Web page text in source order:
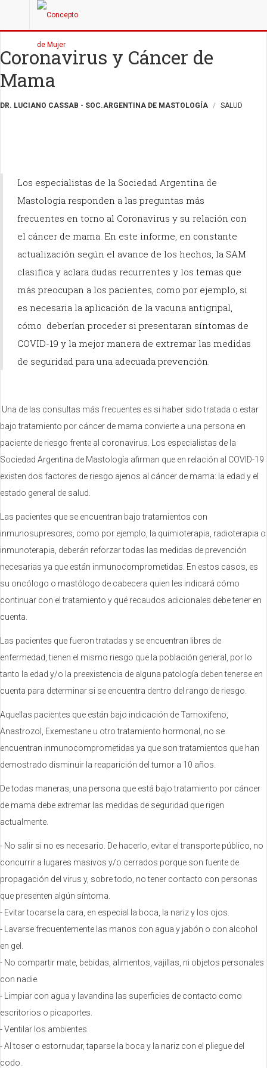
Coronavirus y Cáncer de
Mama
DR. LUCIANO CASSAB - SOC.ARGENTINA DE MASTOLOGÍA SALUD
Los especialistas de la Sociedad Argentina de
Mastología responden a las preguntas más
frecuentes en torno al Coronavirus y su relación con
el cáncer de mama. En este informe, en constante
actualización según el avance de los hechos, la SAM
clasifica y aclara dudas recurrentes y los temas que
más preocupan a los pacientes, como por ejemplo, si
es necesaria la aplicación de la vacuna antigripal,
cómo deberían proceder si presentaran síntomas de
COVID-19 y la mejor manera de extremar las medidas
de seguridad para una adecuada prevención.
Una de las consultas más frecuentes es si haber sido tratada o estar
bajo tratamiento por cáncer de mama convierte a una persona en
paciente de riesgo frente al coronavirus. Los especialistas de la
Sociedad Argentina de Mastología afirman que en relación al COVID-19
existen dos factores de riesgo ajenos al cáncer de mama: la edad y el
estado general de salud.
Las pacientes que se encuentran bajo tratamientos con
inmunosupresores, como por ejemplo, la quimioterapia, radioterapia o
inmunoterapia, deberán reforzar todas las medidas de prevención
necesarias ya que están inmunocomprometidas. En estos casos, es
su oncólogo o mastólogo de cabecera quien les indicará cómo
continuar con el tratamiento y qué recaudos adicionales debe tener en
cuenta.
Las pacientes que fueron tratadas y se encuentran libres de
enfermedad, tienen el mismo riesgo que la población general, por lo
tanto la edad y/o la preexistencia de alguna patología deben tenerse en
cuenta para determinar si se encuentra dentro del rango de riesgo.
Aquellas pacientes que están bajo indicación de Tamoxifeno,
Anastrozol, Exemestane u otro tratamiento hormonal, no se
encuentran inmunocomprometidas ya que son tratamientos que han
demostrado disminuir la reaparición del tumor a 10 años.
De todas maneras, una persona que está bajo tratamiento por cáncer
de mama debe extremar las medidas de seguridad que rigen
actualmente.
- No salir si no es necesario. De hacerlo, evitar el transporte público, no
concurrir a lugares masivos y/o cerrados porque son fuente de
propagación del virus y, sobre todo, no tener contacto con personas
que presenten algún síntoma.
- Evitar tocarse la cara, en especial la boca, la nariz y los ojos.
- Lavarse frecuentemente las manos con agua y jabón o con alcohol
en gel.
- No compartir mate, bebidas, alimentos, vajillas, ni objetos personales
con nadie.
- Limpiar con agua y lavandina las superficies de contacto como
escritorios o picaportes.
- Ventilar los ambientes.
- Al toser o estornudar, taparse la boca y la nariz con el pliegue del
codo.